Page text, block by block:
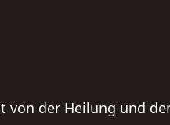
von der Heilung und